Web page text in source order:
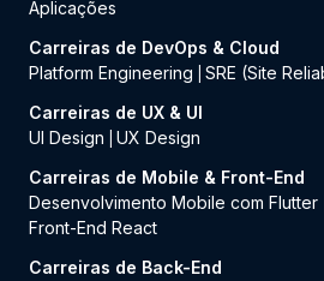
Aplicações
Carreiras de DevOps & Cloud
Platform Engineering
SRE (Site
Carreiras de UX & UI
UI Design
UX Design
Carreiras de Mobile & Front-End
Desenvolvimento Mobile com Flutter
Front-End React
Carreiras de Back-End